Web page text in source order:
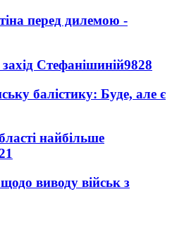
перед дилемою -
Стефанішиній9828
балістику: Буде, але є
найбільше
виводу військ з